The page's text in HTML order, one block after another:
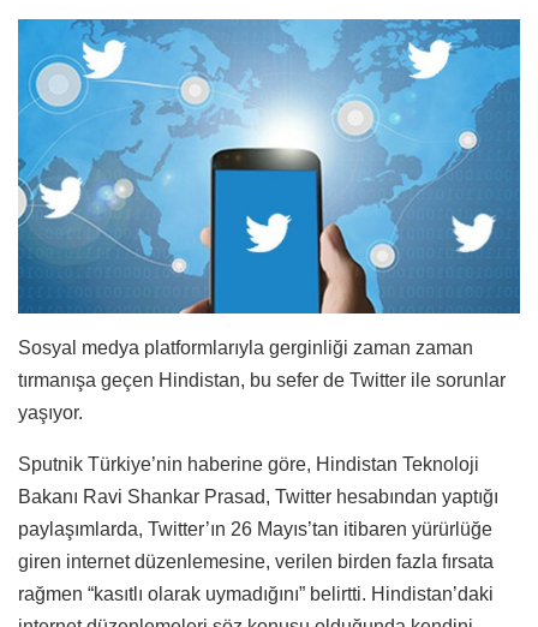
Sosyal medya platformlarıyla gerginliği zaman zaman
tırmanışa geçen Hindistan, bu sefer de Twitter ile sorunlar
yaşıyor.
Sputnik Türkiye’nin haberine göre, Hindistan Teknoloji
Bakanı Ravi Shankar Prasad, Twitter hesabından yaptığı
paylaşımlarda, Twitter’ın 26 Mayıs’tan itibaren yürürlüğe
giren internet düzenlemesine, verilen birden fazla fırsata
rağmen “kasıtlı olarak uymadığını” belirtti. Hindistan’daki